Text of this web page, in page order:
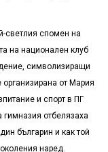
светлия спомен на
на национален клуб
символизиращи
от Мария
и спорт в ПГ
гимназия отбелязаха
българин и как той
наред.